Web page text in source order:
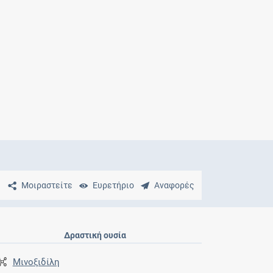
Μοιραστείτε Ευρετήριο Αναφορές
Δραστική ουσία
Μινοξιδίλη